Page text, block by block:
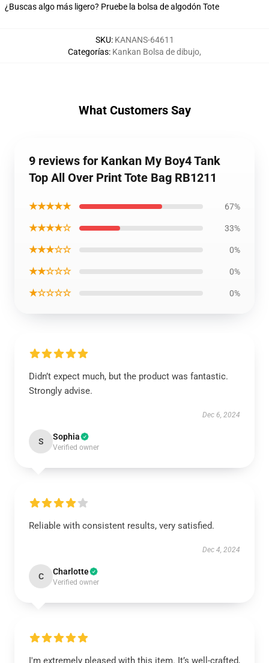
¿Buscas algo más ligero? Pruebe la bolsa de algodón Tote
SKU: KANANS-64611
Categorías: Kankan Bolsa de dibujo,
What Customers Say
9 reviews for Kankan My Boy4 Tank
Top All Over Print Tote Bag RB1211
★★★★★ 67%
★★★★☆ 33%
★★★☆☆ 0%
★★☆☆☆ 0%
★☆☆☆☆ 0%
Didn’t expect much, but the product was fantastic.
Strongly advise.
Dec 6, 2024
S Sophia
Verified owner
Reliable with consistent results, very satisfied.
Dec 4, 2024
C Charlotte
Verified owner
I'm extremely pleased with this item. It’s well-crafted,